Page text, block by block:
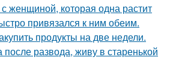
женщиной, которая одна растит
привязался к ним обеим.
продукты на две недели.
развода, живу в старенькой